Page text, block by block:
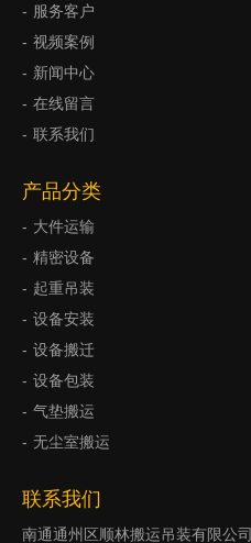
服务客户
视频案例
新闻中心
在线留言
联系我们
产品分类
大件运输
精密设备
起重吊装
设备安装
设备搬迁
设备包装
气垫搬运
无尘室搬运
联系我们
南通通州区顺林搬运吊装有限公司